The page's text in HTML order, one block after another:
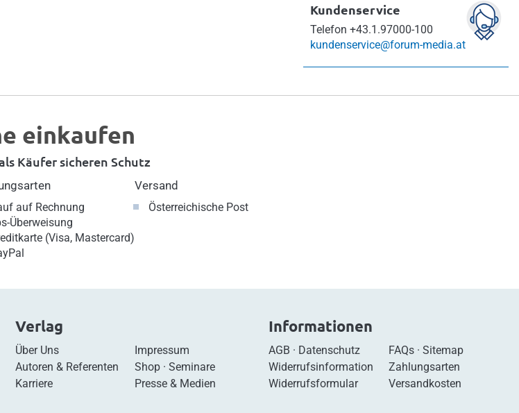
Kundenservice
Telefon +43.1.97000-100
kundenservice@forum-media.at
einkaufen
Käufer sicheren Schutz
auf Rechnung
Überweisung
(Visa, Mastercard)
Versand
Österreichische Post
Verlag
Über Uns
Autoren & Referenten
Karriere
Impressum
Shop ·Seminare
Presse & Medien
Informationen
AGB · Datenschutz
Widerrufsinformation
Widerrufsformular
FAQs· Sitemap
Zahlungsarten
Versandkosten